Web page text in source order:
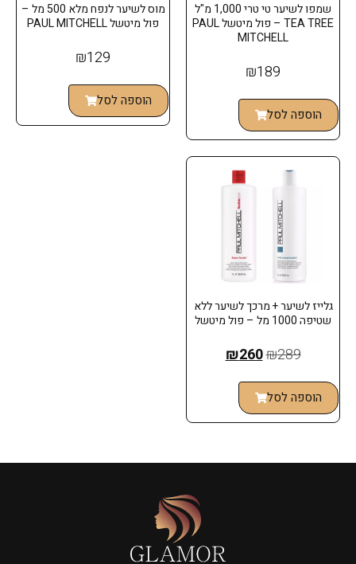
שמפו לשיער טי טרי 1,000 מ"ל
TEA TREE – פול מיטשל PAUL
MITCHELL
₪189
הוספה לסל
מוס לשיער לנפח מלא 500 מל –
פול מיטשל PAUL MITCHELL
₪129
הוספה לסל
גלייז לשיער + מרכך לשיער ללא
שטיפה 1000 מל – פול מיטשל
₪289
₪260
הוספה לסל